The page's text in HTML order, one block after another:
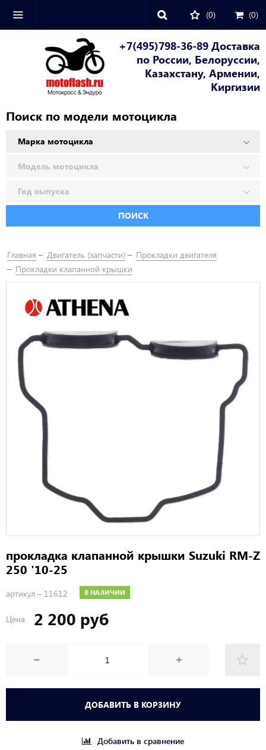
(0) (0)
+7(495)798-36-89 Доставка
по России, Белоруссии,
Казахстану, Армении,
Киргизии
Поиск по модели мотоцикла
ПОИСК
Главная Двигатель (запчасти)
Прокладки двигателя
Прокладки клапанной крышки
прокладка клапанной крышки Suzuki RM-Z
250 '10-25
артикул – 11612 В НАЛИЧИИ
Цена 2 200 руб
ДОБАВИТЬ В КОРЗИНУ
Добавить в сравнение